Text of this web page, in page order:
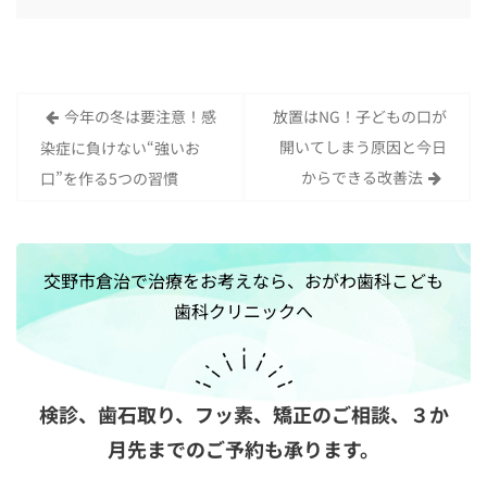
投
稿
ナ
ゲ
ー
シ
ョ
今年の冬は要注意！感
染症に負けない“強いお
口”を作る5つの習慣
放置はNG！子どもの口が
開いてしまう原因と今日
からできる改善法
交野市倉治で治療をお考えなら、おがわ歯科こども
歯科クリニックへ
検診、歯石取り、フッ素、矯正のご相談、 ３か
月先までのご予約も承ります。